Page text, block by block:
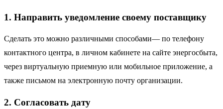
1. Направить уведомление своему поставщику
Сделать это можно различными способами— по телефону
контактного центра, в личном кабинете на сайте энергосбыта,
через виртуальную приемную или мобильное приложение, а
также письмом на электронную почту организации.
2. Согласовать дату